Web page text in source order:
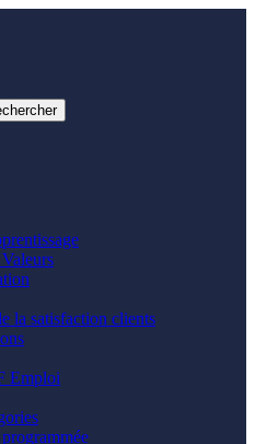
la satisfaction clients
Emploi